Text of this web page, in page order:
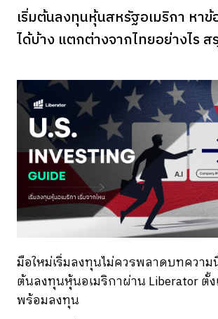
เริ่มต้นลงทุนหุ้นสหรัฐอเมริกา หา
ได้บ้าง แตกต่างจากไทยอย่างไร ส
มือใหม่เริ่มลงทุนไม่ควรพลาดบทความ
ต้นลงทุนหุ้นอเมริกาผ่าน Liberator ตั้
พร้อมลงทุน